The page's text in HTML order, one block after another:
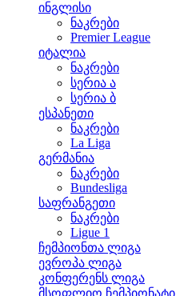
ინგლისი
ნაკრები
Premier League
იტალია
ნაკრები
სერია ა
სერია ბ
ესპანეთი
ნაკრები
La Liga
გერმანია
ნაკრები
Bundesliga
საფრანგეთი
ნაკრები
Ligue 1
ჩემპიონთა ლიგა
ევროპა ლიგა
კონფერენს ლიგა
მსოფლიო ჩემპიონატი